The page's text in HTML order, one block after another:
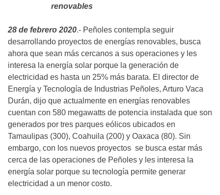
renovables
28 de febrero 2020.- Peñoles contempla seguir
desarrollando proyectos de energías renovables, busca
ahora que sean más cercanos a sus operaciones y les
interesa la energía solar porque la generación de
electricidad es hasta un 25% más barata. El director de
Energía y Tecnología de Industrias Peñoles, Arturo Vaca
Durán, dijo que actualmente en energías renovables
cuentan con 580 megawatts de potencia instalada que son
generados por tres parques eólicos ubicados en
Tamaulipas (300), Coahuila (200) y Oaxaca (80). Sin
embargo, con los nuevos proyectos se busca estar más
cerca de las operaciones de Peñoles y les interesa la
energía solar porque su tecnología permite generar
electricidad a un menor costo.